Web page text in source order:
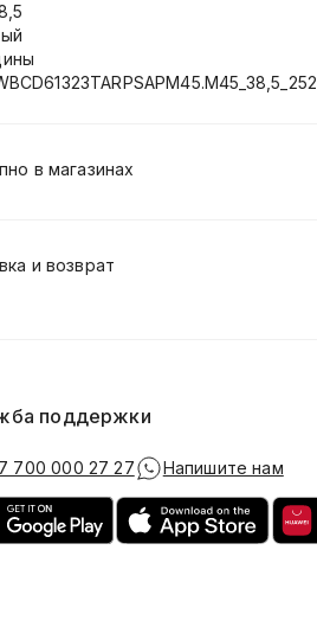
в магазинах
и возврат
поддержки
700 000 27 27 Напишите нам